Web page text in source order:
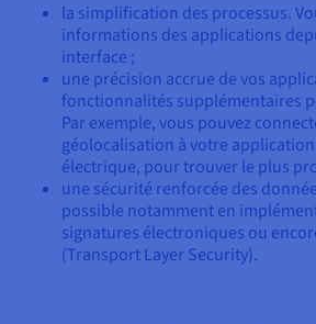
la simplification des processus.
informations des applications
interface ;
une précision accrue de vos
fonctionnalités supplémentaires
Par exemple, vous pouvez
géolocalisation à votre
électrique, pour trouver le plus
une sécurité renforcée des
possible notamment en
signatures électroniques ou
(Transport Layer Security).